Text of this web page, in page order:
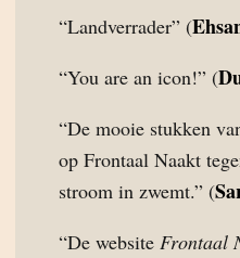
“Landverrader” (
“You are an icon!” (
“De mooie stukken
op Frontaal Naakt
stroom in zwemt.” (
“De website Frontaal